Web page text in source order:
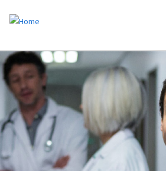
de
inhoud
gaan